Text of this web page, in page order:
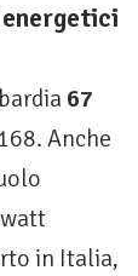
67
Anche
in Italia,